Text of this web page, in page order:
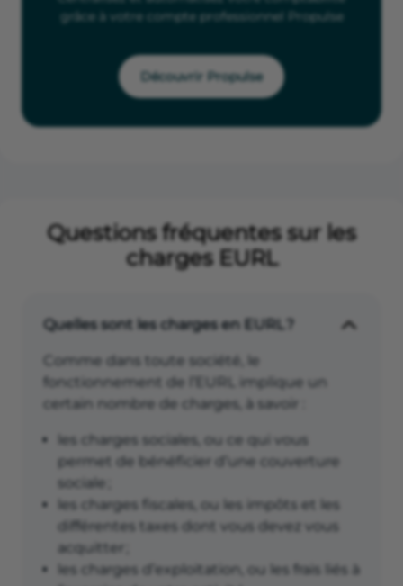
grâce à votre compte professionnel Propulse
Découvrir Propulse
Questions fréquentes sur les
charges EURL
Quelles sont les charges en EURL ?
Comme dans toute société, le
fonctionnement de l’EURL implique un
certain nombre de charges, à savoir :
les charges sociales, ou ce qui vous
permet de bénéficier d’une couverture
sociale ;
les charges fiscales, ou les impôts et les
différentes taxes dont vous devez vous
acquitter ;
les charges d’exploitation, ou les frais liés à